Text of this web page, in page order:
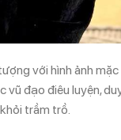
với hình ảnh
vũ đạo điêu luyện,
trầm trồ.